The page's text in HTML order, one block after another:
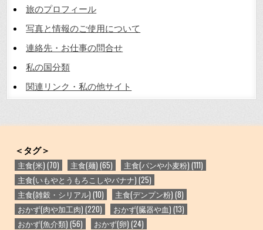
旅のプロフィール
写真と情報のご使用について
連絡先・お仕事の問合せ
私の国分類
関連リンク・私の他サイト
＜タグ＞
主食(米) (70) 主食(麺) (65) 主食(パンや小麦粉) (111)
主食(いもやとうもろこしやバナナ) (25)
主食(雑穀・シリアル) (10) 主食(デンプン粉) (8)
おかず(肉や加工肉) (220) おかず(臓器や血) (13)
おかず(魚介類) (56) おかず(卵) (24)